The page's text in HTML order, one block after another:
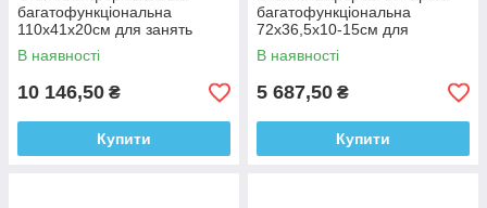
багатофункціональна
110x41x20см для занять
степ-аеробікою
В наявності
10 146,50 ₴
Купити
багатофункціональна
72x36,5x10-15см для
тренування
В наявності
5 687,50 ₴
Купити